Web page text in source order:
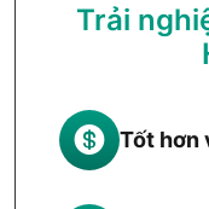
Trải
Tốt hơn